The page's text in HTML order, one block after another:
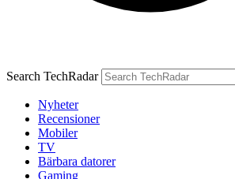
Search TechRadar
Nyheter
Recensioner
Mobiler
TV
Bärbara datorer
Gaming